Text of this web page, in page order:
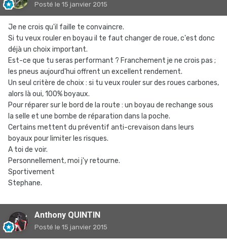
Posté le 15 janvier 2015
Je ne crois qu'il faille te convaincre.
Si tu veux rouler en boyau il te faut changer de roue, c'est donc
déjà un choix important.
Est-ce que tu seras performant ? Franchement je ne crois pas ;
les pneus aujourd'hui offrent un excellent rendement.
Un seul critère de choix : si tu veux rouler sur des roues carbones,
alors là oui, 100% boyaux.
Pour réparer sur le bord de la route : un boyau de rechange sous
la selle et une bombe de réparation dans la poche.
Certains mettent du préventif anti-crevaison dans leurs
boyaux pour limiter les risques.
A toi de voir.
Personnellement, moi j'y retourne.
Sportivement
Stephane.
Anthony QUINTIN
Posté le 15 janvier 2015